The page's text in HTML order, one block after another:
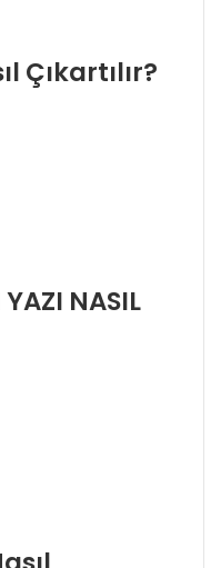
Çıkartılır?
NASIL